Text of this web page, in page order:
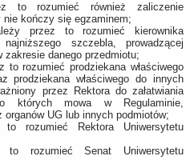
to rozumieć również zaliczenie
kończy się egzaminem;
przez to rozumieć kierownika
szczebla, prowadzącej
zakresie danego przedmiotu;
to rozumieć prodziekana właściwego
prodziekana właściwego do innych
przez Rektora do załatwiania
których mowa w Regulaminie,
UG lub innych podmiotów;
rozumieć Rektora Uniwersytetu
rozumieć Senat Uniwersytetu